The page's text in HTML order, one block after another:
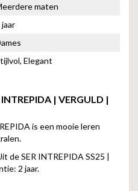
maten
jaar
Elegant
| VERGULD |
is een mooie leren
de SER INTREPIDA SS25 |
2 jaar.